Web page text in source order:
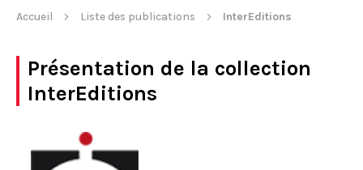
Accueil Liste des publications InterEditions
Présentation de la collection
InterEditions